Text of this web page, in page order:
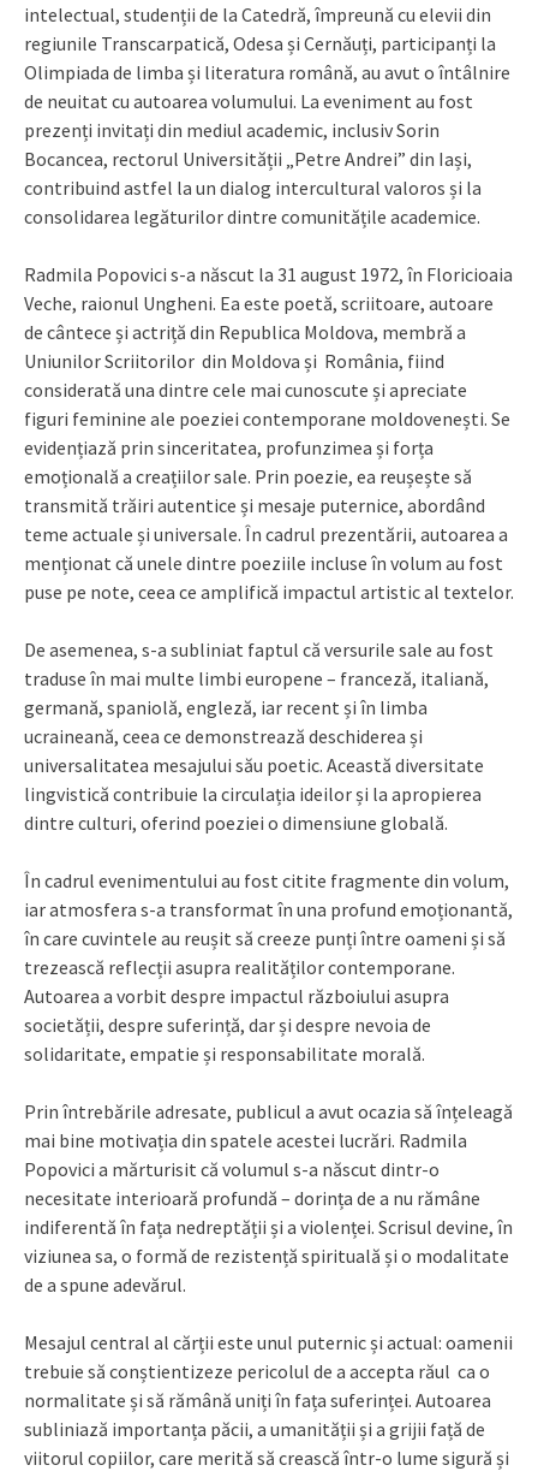
intelectual, studenții de la Catedră, împreună cu elevii din
regiunile Transcarpatică, Odesa și Cernăuți, participanți la
Olimpiada de limba și literatura română, au avut o întâlnire
de neuitat cu autoarea volumului. La eveniment au fost
prezenți invitați din mediul academic, inclusiv Sorin
Bocancea, rectorul Universității „Petre Andrei” din Iași,
contribuind astfel la un dialog intercultural valoros și la
consolidarea legăturilor dintre comunitățile academice.
Radmila Popovici s-a născut la 31 august 1972, în Floricioaia
Veche, raionul Ungheni. Ea este poetă, scriitoare, autoare
de cântece și actriță din Republica Moldova, membră a
Uniunilor Scriitorilor din Moldova și România, fiind
considerată una dintre cele mai cunoscute și apreciate
figuri feminine ale poeziei contemporane moldovenești. Se
evidențiază prin sinceritatea, profunzimea și forța
emoțională a creațiilor sale. Prin poezie, ea reușește să
transmită trăiri autentice și mesaje puternice, abordând
teme actuale și universale. În cadrul prezentării, autoarea a
menționat că unele dintre poeziile incluse în volum au fost
puse pe note, ceea ce amplifică impactul artistic al textelor.
De asemenea, s-a subliniat faptul că versurile sale au fost
traduse în mai multe limbi europene – franceză, italiană,
germană, spaniolă, engleză, iar recent și în limba
ucraineană, ceea ce demonstrează deschiderea și
universalitatea mesajului său poetic. Această diversitate
lingvistică contribuie la circulația ideilor și la apropierea
dintre culturi, oferind poeziei o dimensiune globală.
În cadrul evenimentului au fost citite fragmente din volum,
iar atmosfera s-a transformat în una profund emoționantă,
în care cuvintele au reușit să creeze punți între oameni și să
trezească reflecții asupra realităților contemporane.
Autoarea a vorbit despre impactul războiului asupra
societății, despre suferință, dar și despre nevoia de
solidaritate, empatie și responsabilitate morală.
Prin întrebările adresate, publicul a avut ocazia să înțeleagă
mai bine motivația din spatele acestei lucrări. Radmila
Popovici a mărturisit că volumul s-a născut dintr-o
necesitate interioară profundă – dorința de a nu rămâne
indiferentă în fața nedreptății și a violenței. Scrisul devine, în
viziunea sa, o formă de rezistență spirituală și o modalitate
de a spune adevărul.
Mesajul central al cărții este unul puternic și actual: oamenii
trebuie să conștientizeze pericolul de a accepta răul ca o
normalitate și să rămână uniți în fața suferinței. Autoarea
subliniază importanța păcii, a umanității și a grijii față de
viitorul copiilor, care merită să crească într-o lume sigură și